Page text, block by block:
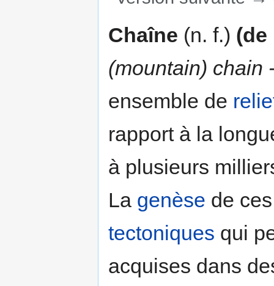
Chaîne (n. f.) (de
(mountain) chain
ensemble de
rapport à la
à plusieurs
La genèse de
tectoniques qui
acquises dans